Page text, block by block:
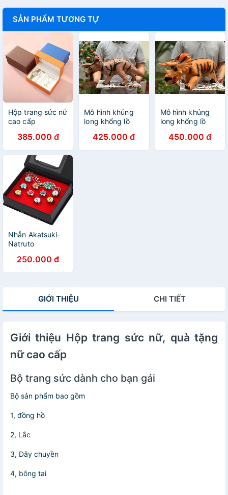
SẢN PHẨM TƯƠNG TỰ
Hộp trang sức nữ
cao cấp
385.000 đ
Mô hình khủng
long khổng lồ
Mẫu 5
425.000 đ
Mô hình khủng
long khổng lồ
Mẫu 3
450.000 đ
Nhẫn Akatsuki-
Natruto
250.000 đ
GIỚI THIỆU CHI TIẾT
Giới thiệu Hộp trang sức nữ, quà tặng
nữ cao cấp
Bộ trang sức dành cho bạn gái
Bộ sản phẩm bao gồm
1, đồng hồ
2, Lắc
3, Dây chuyền
4, bông tai